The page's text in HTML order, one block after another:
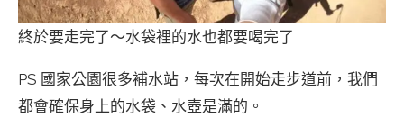
終於要走完了～水袋裡的水也都要喝完了
PS 國家公園很多補水站，每次在開始走步道前，我們
都會確保身上的水袋、水壺是滿的。